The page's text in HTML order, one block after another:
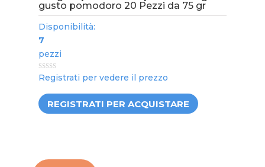
gusto pomodoro 20 Pezzi da 75 gr
Disponibilità:
7
pezzi
0
out
Registrati per vedere il prezzo
REGISTRATI PER ACQUISTARE